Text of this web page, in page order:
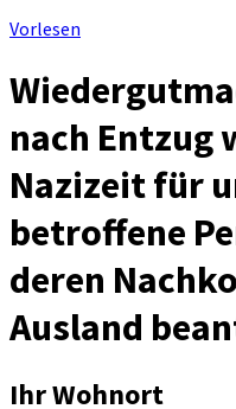
Vorlesen
nach Entzug
Nazizeit für
betroffene
deren
Ausland
Ihr Wohnort